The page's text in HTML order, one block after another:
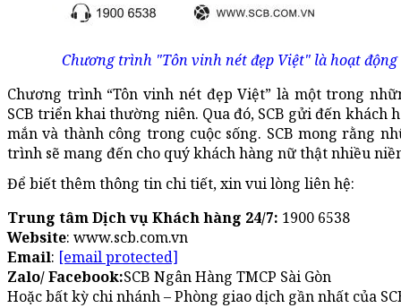
Chương trình "Tôn vinh nét đẹp Việt" là hoạt
Chương trình “Tôn vinh nét đẹp Việt” là một trong
SCB triển khai thường niên. Qua đó, SCB gửi đến khách
mắn và thành công trong cuộc sống. SCB mong rằng
trình sẽ mang đến cho quý khách hàng nữ thật nhiều
Để biết thêm thông tin chi tiết, xin vui lòng liên hệ:
Trung tâm Dịch vụ Khách hàng 24/7: 1900 6538
Website: www.scb.com.vn
Email: [email protected]
Zalo/ Facebook:SCB Ngân Hàng TMCP Sài Gòn
Hoặc bất kỳ chi nhánh – Phòng giao dịch gần nhất của